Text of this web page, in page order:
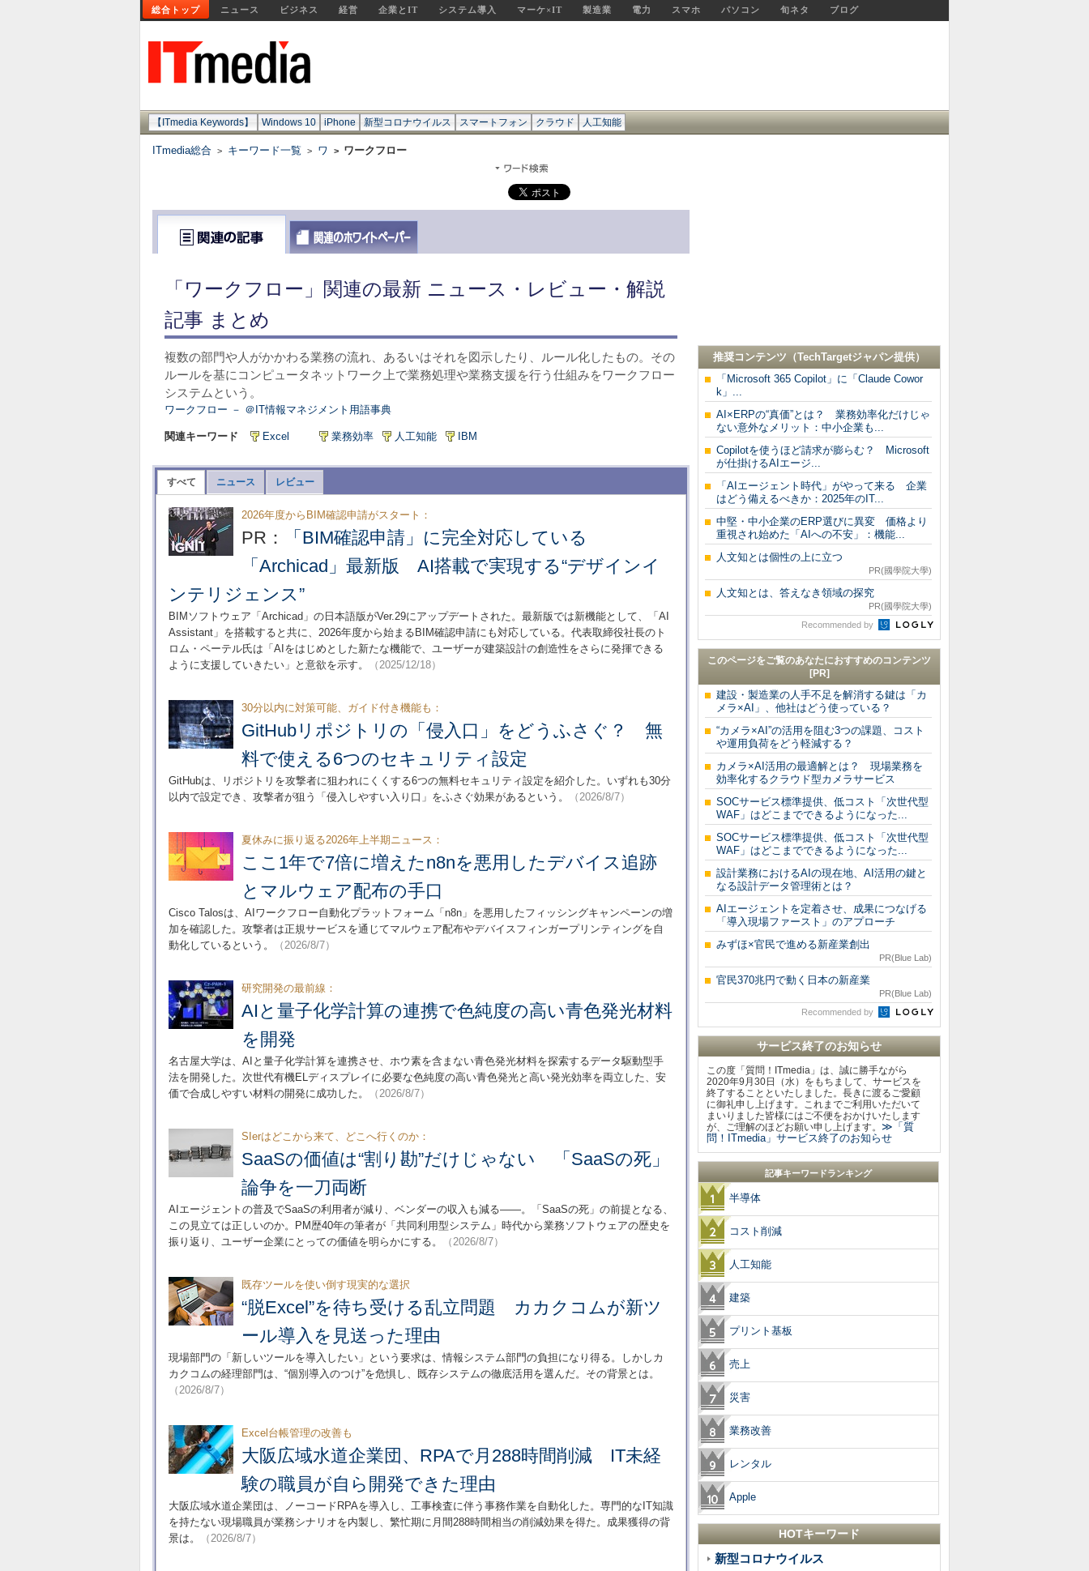
総合トップ ニュース ビジネス 経営 企業とIT システム導入 マーケ×IT 製造業 電力 スマホ パソコン 旬ネタ ブログ
【ITmedia Keywords】 Windows 10 iPhone 新型コロナウイルス スマートフォン クラウド 人工知能
ITmedia総合 > キーワード一覧 > ワ > ワークフロー
「ワークフロー」関連の最新 ニュース・レビュー・解説
記事 まとめ
複数の部門や人がかかわる業務の流れ、あるいはそれを図示したり、ルール化したもの。その
ルールを基にコンピュータネットワーク上で業務処理や業務支援を行う仕組みをワークフロー
システムという。
ワークフロー － ＠IT情報マネジメント用語事典
関連キーワード Excel 業務効率 人工知能 IBM
すべて ニュース レビュー
2026年度からBIM確認申請がスタート：
PR：
「BIM確認申請」に完全対応している
「Archicad」最新版 AI搭載で実現する“デザインイ
ンテリジェンス”
BIMソフトウェア「Archicad」の日本語版がVer.29にアップデートされた。最新版では新機能として、「AI
Assistant」を搭載すると共に、2026年度から始まるBIM確認申請にも対応している。代表取締役社長のト
ロム・ペーテル氏は「AIをはじめとした新たな機能で、ユーザーが建築設計の創造性をさらに発揮できる
ように支援していきたい」と意欲を示す。
（2025/12/18）
30分以内に対策可能、ガイド付き機能も：
GitHubリポジトリの「侵入口」をどうふさぐ？ 無
料で使える6つのセキュリティ設定
GitHubは、リポジトリを攻撃者に狙われにくくする6つの無料セキュリティ設定を紹介した。いずれも30分
以内で設定でき、攻撃者が狙う「侵入しやすい入り口」をふさぐ効果があるという。
（2026/8/7）
夏休みに振り返る2026年上半期ニュース：
ここ1年で7倍に増えたn8nを悪用したデバイス追跡
とマルウェア配布の手口
Cisco Talosは、AIワークフロー自動化プラットフォーム「n8n」を悪用したフィッシングキャンペーンの増
加を確認した。攻撃者は正規サービスを通じてマルウェア配布やデバイスフィンガープリンティングを自
動化しているという。
（2026/8/7）
研究開発の最前線：
AIと量子化学計算の連携で色純度の高い青色発光材料
を開発
名古屋大学は、AIと量子化学計算を連携させ、ホウ素を含まない青色発光材料を探索するデータ駆動型手
法を開発した。次世代有機ELディスプレイに必要な色純度の高い青色発光と高い発光効率を両立した、安
価で合成しやすい材料の開発に成功した。
（2026/8/7）
SIerはどこから来て、どこへ行くのか：
SaaSの価値は“割り勘”だけじゃない 「SaaSの死」
論争を一刀両断
AIエージェントの普及でSaaSの利用者が減り、ベンダーの収入も減る――。「SaaSの死」の前提となる、
この見立ては正しいのか。PM歴40年の筆者が「共同利用型システム」時代から業務ソフトウェアの歴史を
振り返り、ユーザー企業にとっての価値を明らかにする。
（2026/8/7）
既存ツールを使い倒す現実的な選択
“脱Excel”を待ち受ける乱立問題 カカクコムが新ツ
ール導入を見送った理由
現場部門の「新しいツールを導入したい」という要求は、情報システム部門の負担になり得る。しかしカ
カクコムの経理部門は、“個別導入のつけ”を危惧し、既存システムの徹底活用を選んだ。その背景とは。
（2026/8/7）
Excel台帳管理の改善も
大阪広域水道企業団、RPAで月288時間削減 IT未経
験の職員が自ら開発できた理由
大阪広域水道企業団は、ノーコードRPAを導入し、工事検査に伴う事務作業を自動化した。専門的なIT知識
を持たない現場職員が業務シナリオを内製し、繁忙期に月間288時間相当の削減効果を得た。成果獲得の背
景は。
（2026/8/7）
推奨コンテンツ（TechTargetジャパン提供）
「Microsoft 365 Copilot」に「Claude Cowor
k」...
AI×ERPの“真価”とは？ 業務効率化だけじゃ
ない意外なメリット：中小企業も...
Copilotを使うほど請求が膨らむ？ Microsoft
が仕掛けるAIエージ...
「AIエージェント時代」がやって来る 企業
はどう備えるべきか：2025年のIT...
中堅・中小企業のERP選びに異変 価格より
重視され始めた「AIへの不安」：機能...
人文知とは個性の上に立つ
PR(國學院大學)
人文知とは、答えなき領域の探究
PR(國學院大學)
Recommended by
このページをご覧のあなたにおすすめのコンテンツ
[PR]
建設・製造業の人手不足を解消する鍵は「カ
メラ×AI」、他社はどう使っている？
“カメラ×AI”の活用を阻む3つの課題、コスト
や運用負荷をどう軽減する？
カメラ×AI活用の最適解とは？ 現場業務を
効率化するクラウド型カメラサービス
SOCサービス標準提供、低コスト「次世代型
WAF」はどこまでできるようになった...
SOCサービス標準提供、低コスト「次世代型
WAF」はどこまでできるようになった...
設計業務におけるAIの現在地、AI活用の鍵と
なる設計データ管理術とは？
AIエージェントを定着させ、成果につなげる
「導入現場ファースト」のアプローチ
みずほ×官民で進める新産業創出
PR(Blue Lab)
官民370兆円で動く日本の新産業
PR(Blue Lab)
Recommended by
サービス終了のお知らせ
この度「質問！ITmedia」は、誠に勝手ながら
2020年9月30日（水）をもちまして、サービスを
終了することといたしました。長きに渡るご愛顧
に御礼申し上げます。これまでご利用いただいて
まいりました皆様にはご不便をおかけいたします
が、ご理解のほどお願い申し上げます。 ≫「質
問！ITmedia」サービス終了のお知らせ
記事キーワードランキング
半導体
コスト削減
人工知能
建築
プリント基板
売上
災害
業務改善
レンタル
Apple
HOTキーワード
新型コロナウイルス